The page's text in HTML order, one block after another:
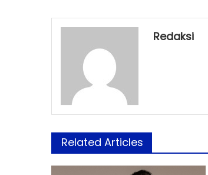
Redaksi
Related Articles